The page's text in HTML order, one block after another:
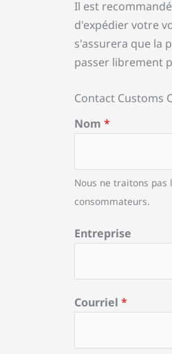
Il est
d'expédier votre
s'assurera que la
passer librement
Contact Customs
Nom *
Nous ne traitons
consommateurs.
Entreprise
Courriel *